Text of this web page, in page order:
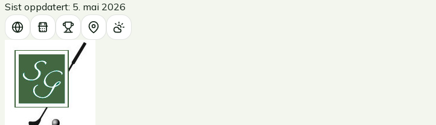
Sist oppdatert: 5. mai 2026